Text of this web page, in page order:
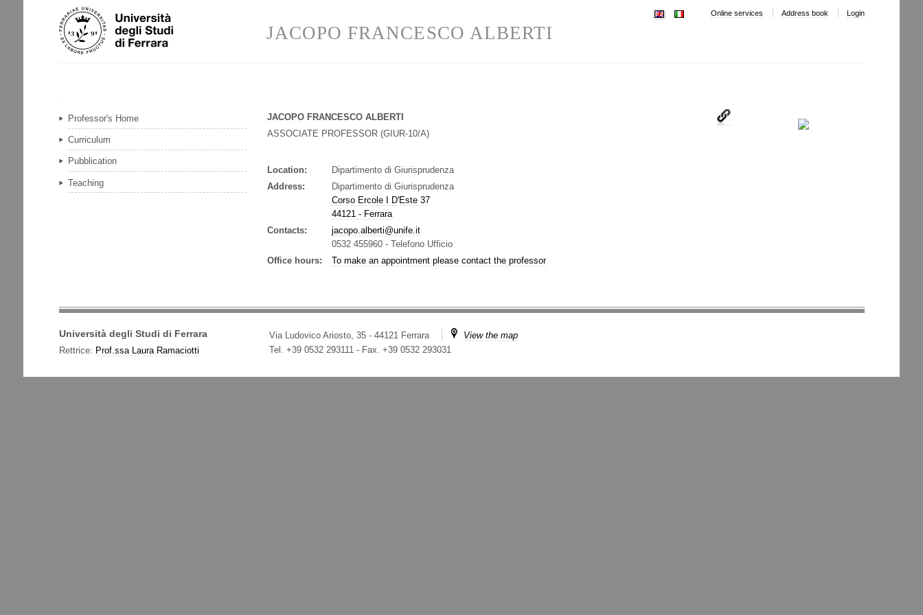
Skip
to
content.
Personal
tools
JACOPO FRANCESCO ALBERTI
Online services Address book Login
JACOPO FRANCESCO ALBERTI
ASSOCIATE PROFESSOR(GIUR-10/A)
Location:
Dipartimento di Giurisprudenza
Address:
Dipartimento di Giurisprudenza
Corso Ercole I D'Este 37
44121 - Ferrara
Contacts:
jacopo.alberti@unife.it
0532 455960- Telefono Ufficio
Office hours:
To make an appointment please contact the professor
Professor's Home
Curriculum
Pubblication
Teaching
Università degli Studi di Ferrara
Rettrice: Prof.ssa Laura Ramaciotti
Via Ludovico Ariosto, 35 - 44121 Ferrara
View the map
Tel. +39 0532 293111- Fax. +39 0532 293031